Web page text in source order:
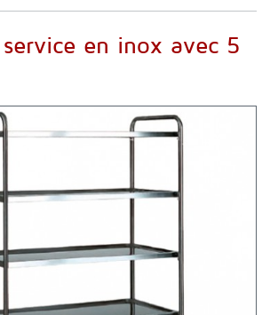
en inox avec 5